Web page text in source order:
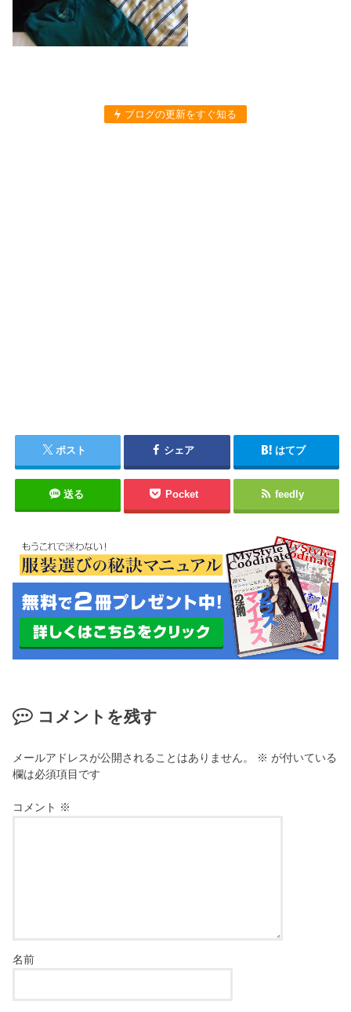
ブログの更新をすぐ知る
ポスト シェア はてブ
送る Pocket feedly
コメントを残す
メールアドレスが公開されることはありません。 ※ が付いている
欄は必須項目です
コメント ※
名前